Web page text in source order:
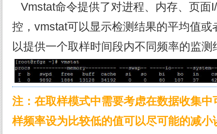
Vmstat命令提供了对进程、内存、页面
控，vmstat可以显示检测结果的平均值或
以提供一个取样时间段内不同频率的监测
注：在取样模式中需要考虑在数据收集
样频率设为比较低的值可以尽可能的减小